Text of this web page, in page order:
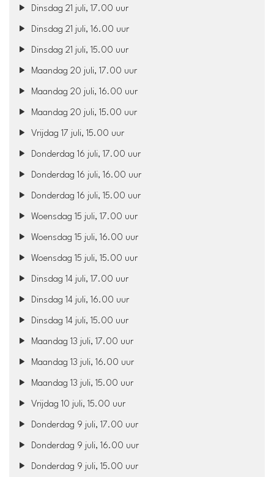
Dinsdag 21 juli, 17.00 uur
Dinsdag 21 juli, 16.00 uur
Dinsdag 21 juli, 15.00 uur
Maandag 20 juli, 17.00 uur
Maandag 20 juli, 16.00 uur
Maandag 20 juli, 15.00 uur
Vrijdag 17 juli, 15.00 uur
Donderdag 16 juli, 17.00 uur
Donderdag 16 juli, 16.00 uur
Donderdag 16 juli, 15.00 uur
Woensdag 15 juli, 17.00 uur
Woensdag 15 juli, 16.00 uur
Woensdag 15 juli, 15.00 uur
Dinsdag 14 juli, 17.00 uur
Dinsdag 14 juli, 16.00 uur
Dinsdag 14 juli, 15.00 uur
Maandag 13 juli, 17.00 uur
Maandag 13 juli, 16.00 uur
Maandag 13 juli, 15.00 uur
Vrijdag 10 juli, 15.00 uur
Donderdag 9 juli, 17.00 uur
Donderdag 9 juli, 16.00 uur
Donderdag 9 juli, 15.00 uur